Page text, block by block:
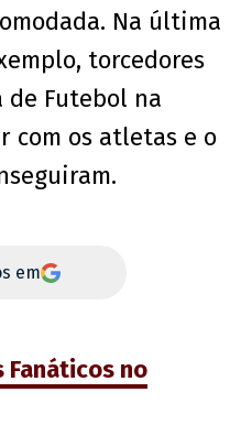
Na última
torcedores
de Futebol na
com os atletas e o
em
Fanáticos no